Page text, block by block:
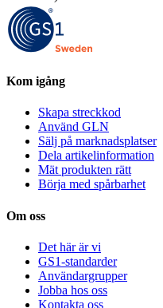
Kom igång
Skapa streckkod
Använd GLN
Sälj på marknadsplatser
Dela artikelinformation
Mät produkten rätt
Börja med spårbarhet
Om oss
Det här är vi
GS1-standarder
Användargrupper
Jobba hos oss
Kontakta oss